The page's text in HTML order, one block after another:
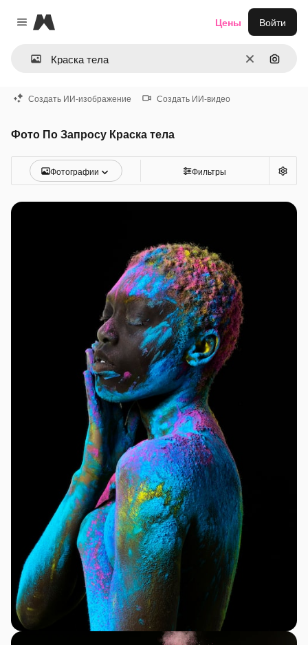
Close menu
Magnific
ОчиститьПоиск
Цены Войти
Создать ИИ-изображение Создать ИИ-видео
Фото По Запросу Краска тела
Фотографии Фильтры